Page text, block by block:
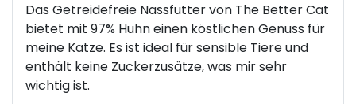
Das Getreidefreie Nassfutter von The Better Cat
bietet mit 97% Huhn einen köstlichen Genuss für
meine Katze. Es ist ideal für sensible Tiere und
enthält keine Zuckerzusätze, was mir sehr
wichtig ist.